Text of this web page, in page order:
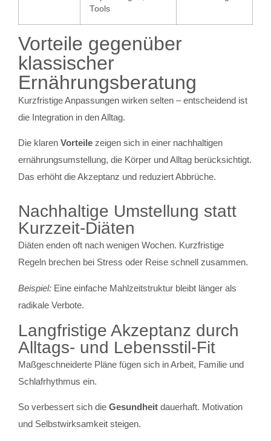
Tools
Vorteile gegenüber
klassischer
Ernährungsberatung
Kurzfristige Anpassungen wirken selten – entscheidend ist
die Integration in den Alltag.
Die klaren Vorteile zeigen sich in einer nachhaltigen
ernährungsumstellung, die Körper und Alltag berücksichtigt.
Das erhöht die Akzeptanz und reduziert Abbrüche.
Nachhaltige Umstellung statt
Kurzzeit-Diäten
Diäten enden oft nach wenigen Wochen. Kurzfristige
Regeln brechen bei Stress oder Reise schnell zusammen.
Beispiel: Eine einfache Mahlzeitstruktur bleibt länger als
radikale Verbote.
Langfristige Akzeptanz durch
Alltags- und Lebensstil-Fit
Maßgeschneiderte Pläne fügen sich in Arbeit, Familie und
Schlafrhythmus ein.
So verbessert sich die Gesundheit dauerhaft. Motivation
und Selbstwirksamkeit steigen.